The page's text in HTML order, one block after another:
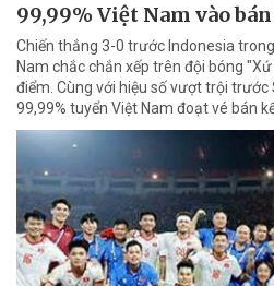
99,99% Việt Nam vào
Chiến thắng 3-0 trước Indonesia
Nam chắc chắn xếp trên đội bóng
điểm. Cùng với hiệu số vượt trội trước
99,99% tuyển Việt Nam đoạt vé bán